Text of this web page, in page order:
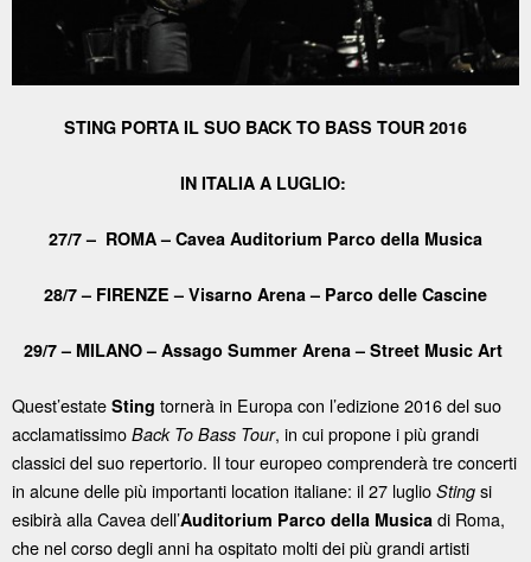
STING PORTA IL SUO BACK TO BASS TOUR 2016
IN ITALIA A LUGLIO:
27/7 – ROMA – Cavea Auditorium Parco della Musica
28/7 – FIRENZE – Visarno Arena – Parco delle Cascine
29/7 – MILANO – Assago Summer Arena – Street Music Art
Quest’estate Sting tornerà in Europa con l’edizione 2016 del suo
acclamatissimo Back To Bass Tour, in cui propone i più grandi
classici del suo repertorio. Il tour europeo comprenderà tre concerti
in alcune delle più importanti location italiane: il 27 luglio Sting si
esibirà alla Cavea dell’Auditorium Parco della Musica di Roma,
che nel corso degli anni ha ospitato molti dei più grandi artisti